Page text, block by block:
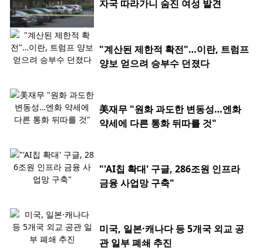
자국 따라가니 숨진 여성 발견
"계산된 제한적 확전"…이란, 트럼프
양보 얻으려 승부수 던졌다
美재무 "원화 과도한 변동성…엔화
약세에 다른 통화 뒤따를 것"
"'AI칩 확대' 구글, 286조원 인프라
금융 사업망 구축"
미국, 일본·캐나다 등 5개국 외교 공
관 일부 폐쇄 추진